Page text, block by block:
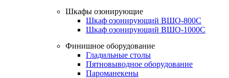
Шкафы озонирующие
Шкаф озонирующий ВШО-800С
Шкаф озонирующий ВШО-1000С
Финишное оборудование
Гладильные столы
Пятновыводное оборудование
Пароманекены